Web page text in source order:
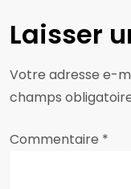
g
a
t
i
Laisser
Votre adresse e-
champs
Commentaire *